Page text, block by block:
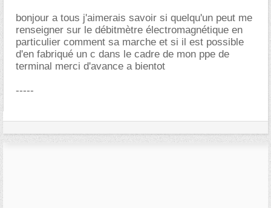
bonjour a tous j'aimerais savoir si quelqu'un peut me
renseigner sur le débitmètre électromagnétique en
particulier comment sa marche et si il est possible
d'en fabriqué un c dans le cadre de mon ppe de
terminal merci d'avance a bientot
-----